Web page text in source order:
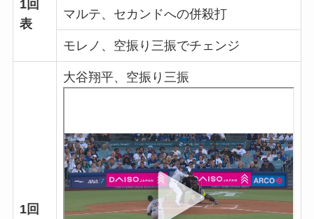
1回
表
マルテ、セカンドへの併殺打
モレノ、空振り三振でチェンジ
1回
大谷翔平、空振り三振